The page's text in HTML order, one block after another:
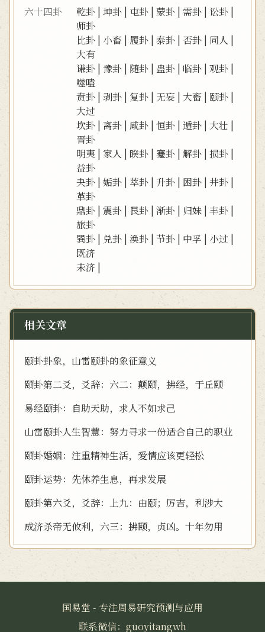
六十四卦
乾卦 | 坤卦 | 屯卦 |蒙卦 |需卦 | 讼卦 |
师卦
比卦 | 小畜 | 履卦 |泰卦 | 否卦 | 同人 |
大有
谦卦 |豫卦 | 随卦 | 蛊卦 | 临卦 |观卦 |
噬嗑
贲卦 | 剥卦 | 复卦 | 无妄 |大畜 | 颐卦 |
大过
坎卦 |离卦 | 咸卦 |恒卦 |遁卦 |大壮 |
晋卦
明夷 |家人 |睽卦 | 蹇卦 |解卦 |损卦 |
益卦
夬卦 |姤卦 | 萃卦 |升卦 | 困卦 |井卦 |
革卦
鼎卦 |震卦 | 艮卦 |渐卦 | 归妹 |丰卦 |
旅卦
巽卦 | 兑卦 |涣卦 |节卦 | 中孚 | 小过 |
既济
未济 |
相关文章
颐卦卦象，山雷颐卦的象征意义
颐卦第二爻，爻辞：六二：颠颐，拂经，于丘颐
易经颐卦：自助天助，求人不如求己
山雷颐卦人生智慧：努力寻求一份适合自己的职业
颐卦婚姻：注重精神生活，爱情应该更轻松
颐卦运势：先休养生息，再求发展
颐卦第六爻，爻辞：上九：由颐；厉吉，利涉大
成济杀帝无攸利，六三：拂颐，贞凶。十年勿用
国易堂 - 专注周易研究预测与应用
联系微信：guoyitangwh